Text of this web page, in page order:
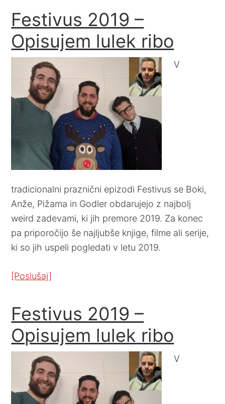
Festivus 2019 –
Opisujem lulek ribo
V
tradicionalni praznični epizodi Festivus se Boki,
Anže, Pižama in Godler obdarujejo z najbolj
weird zadevami, ki jih premore 2019. Za konec
pa priporočijo še najljubše knjige, filme ali serije,
ki so jih uspeli pogledati v letu 2019.
[Poslušaj]
Festivus 2019 –
Opisujem lulek ribo
V